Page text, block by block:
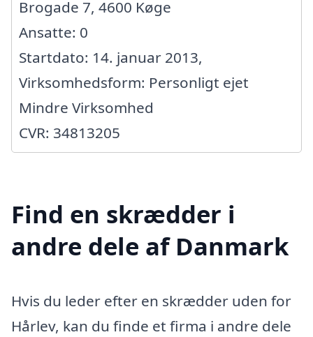
Brogade 7, 4600 Køge
Ansatte: 0
Startdato: 14. januar 2013,
Virksomhedsform: Personligt ejet
Mindre Virksomhed
CVR: 34813205
Find en skrædder i
andre dele af Danmark
Hvis du leder efter en skrædder uden for
Hårlev, kan du finde et firma i andre dele